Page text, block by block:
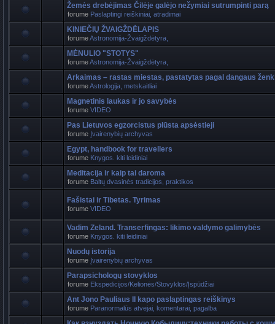
Žemės drebėjimas Čilėje galėjo nežymiai sutrumpinti parą
forume Paslaptingi reiškiniai, atradimai
KINIEČIŲ ŽVAIGŽDĖLAPIS
forumeAstronomija-Žvaigždėtyra,
MĖNULIO "STOTYS"
forumeAstronomija-Žvaigždėtyra,
Arkaimas – rastas miestas, pastatytas pagal dangaus
forumeAstrologija, metskaitliai
Magnetinis laukas ir jo savybės
forume VIDEO
Pas Lietuvos egzorcistus plūsta apsėstieji
forume Įvairenybių archyvas
Egypt, handbook for travellers
forume Knygos. kiti leidiniai
Meditacija ir kaip tai daroma
forume Baltų dvasinės tradicijos, praktikos
Fašistai ir Tibetas. Tyrimas
forume VIDEO
Vadim Zeland. Transerfingas: likimo valdymo galimybės
forume Knygos. kiti leidiniai
Nuodų istorija
forume Įvairenybių archyvas
Parapsichologų stovyklos
forume Ekspedicijos/Kelionės/Stovyklos/Įspūdžiai
Ant Jono Pauliaus II kapo paslaptingas reiškinys
forume Paranormalūs atvejai, komentarai, pagalba